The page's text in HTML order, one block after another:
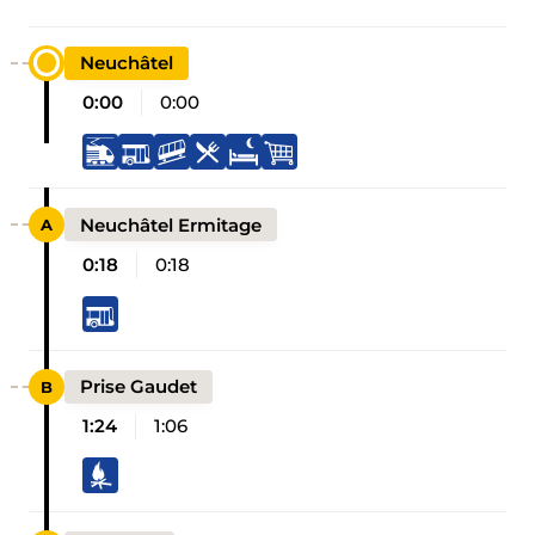
Neuchâtel
0:00
0:00
Neuchâtel Ermitage
0:18
0:18
Prise Gaudet
1:24
1:06